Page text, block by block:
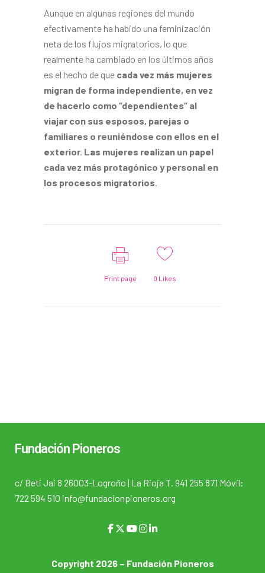
Aunque en algunas regiones del mundo
efectivamente ha habido una feminización
neta de los flu­jos migratorios, lo que
realmen­te ha cambiado en los últimos años
es el hecho de que cada vez más mujeres
migran de forma independiente, en vez
de ha­cerlo como “dependientes” al
viajar con sus esposos, parejas o
familiares o reuniéndose con ellos en el
exterior. Las mujeres realizan un papel
cada vez más protagónico y personal en
los procesos migratorios
Print page 0 Likes
Fundación Pioneros
c/ Beti Jai 8 26003-Logroño | La Rioja T. 941 255 871 Móvil:
722 594 510 info@fundacionpioneros.org
Copyright 2026 – Fundación Pioneros